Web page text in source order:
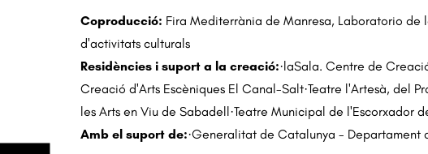
Coproducció: Fira Mediterrània de Manresa, Laboratorio de
d'activitats culturals
Residències i suport a la creació:·laSala. Centre de
Creació d'Arts Escèniques El Canal-Salt·Teatre l'Artesà, del
les Arts en Viu de Sabadell·Teatre Municipal de l'Escorxador
Amb el suport de:·Generalitat de Catalunya - Departament